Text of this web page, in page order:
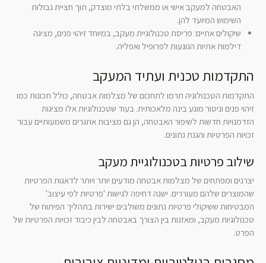
האבטחה למעקב אישי או ממשלתי בלתי מוצדק, תוך חציית גבולות
השימוש המיועד להן.
שיקולים אתיים: פריסת טכנולוגיית מעקב, במיוחד זיהוי פנים, מציגה
דילמות אתיות הנוגעות לפרופיל ואפליה.
התקדמות טכנית ועתיד המעקב
התקדמות הטכנולוגיה תרמו לתחכום של מצלמות אבטחה, כולל תכונות כמו
זיהוי פנים וניטור מונע בינה מלאכותית. בעוד שטכנולוגיות אלו מציגות
הזדמנויות חדשות לשיפור האבטחה, הן גם מציבות אתגרים משמעותיים עבור
זכויות הפרטיות והגנת נתונים.
שילוב פרטיות בטכנולוגיית מעקב
יצרנים ומפתחים של מצלמות אבטחה מודעים יותר ויותר לדאגות הפרטיות
שהמוצרים שלהם מעוררים. ישנה דחיפה לגישות 'פרטיות לפי עיצוב'
המבטיחות ששיקולי פרטיות נתונים משולבים ישירות בתהליך הפיתוח של
טכנולוגיות מעקב, ומאזנות בין הצורך באבטחה לבין כיבוד זכויות הפרטיות של
הפרט.